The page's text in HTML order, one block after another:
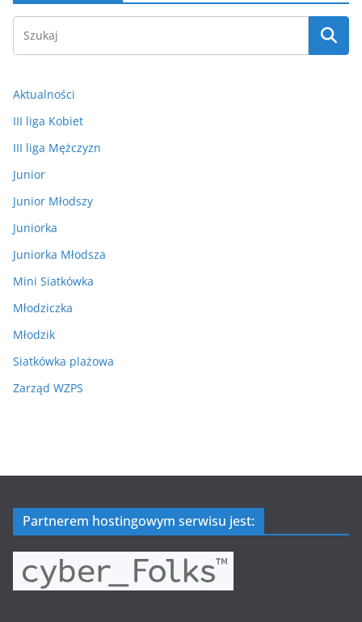
Aktualności
III liga Kobiet
III liga Mężczyzn
Junior
Junior Młodszy
Juniorka
Juniorka Młodsza
Mini Siatkówka
Młodziczka
Młodzik
Siatkówka plażowa
Zarząd WZPS
Partnerem hostingowym serwisu jest: